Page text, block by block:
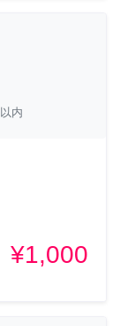
内
¥1,000